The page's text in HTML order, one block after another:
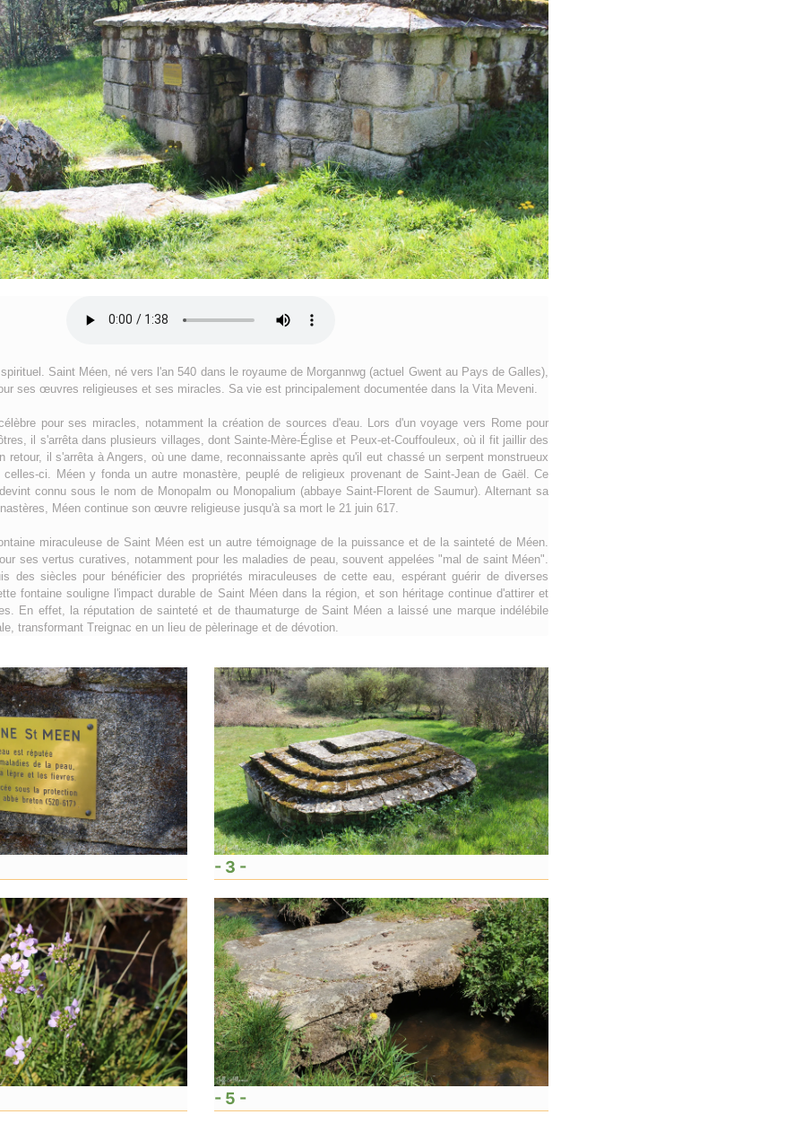
Saint Méen, né vers l'an 540 dans le royaume de Morgannwg (actuel Gwent au Pays de Galles),
ses œuvres religieuses et ses miracles. Sa vie est principalement documentée dans la Vita Meveni.
pour ses miracles, notamment la création de sources d'eau. Lors d'un voyage vers Rome pour
il s'arrêta dans plusieurs villages, dont Sainte-Mère-Église et Peux-et-Couffouleux, où il fit jaillir des
retour, il s'arrêta à Angers, où une dame, reconnaissante après qu'il eut chassé un serpent monstrueux
ci. Méen y fonda un autre monastère, peuplé de religieux provenant de Saint-Jean de Gaël. Ce
connu sous le nom de Monopalm ou Monopalium (abbaye Saint-Florent de Saumur). Alternant sa
Méen continue son œuvre religieuse jusqu'à sa mort le 21 juin 617.
miraculeuse de Saint Méen est un autre témoignage de la puissance et de la sainteté de Méen.
ses vertus curatives, notamment pour les maladies de peau, souvent appelées "mal de saint Méen".
des siècles pour bénéficier des propriétés miraculeuses de cette eau, espérant guérir de diverses
fontaine souligne l'impact durable de Saint Méen dans la région, et son héritage continue d'attirer et
En effet, la réputation de sainteté et de thaumaturge de Saint Méen a laissé une marque indélébile
transformant Treignac en un lieu de pèlerinage et de dévotion.
- 3 -
- 5 -